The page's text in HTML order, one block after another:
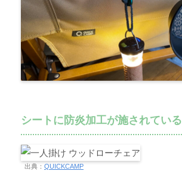
シートに防炎加工が施されている
出典： QUICKCAMP